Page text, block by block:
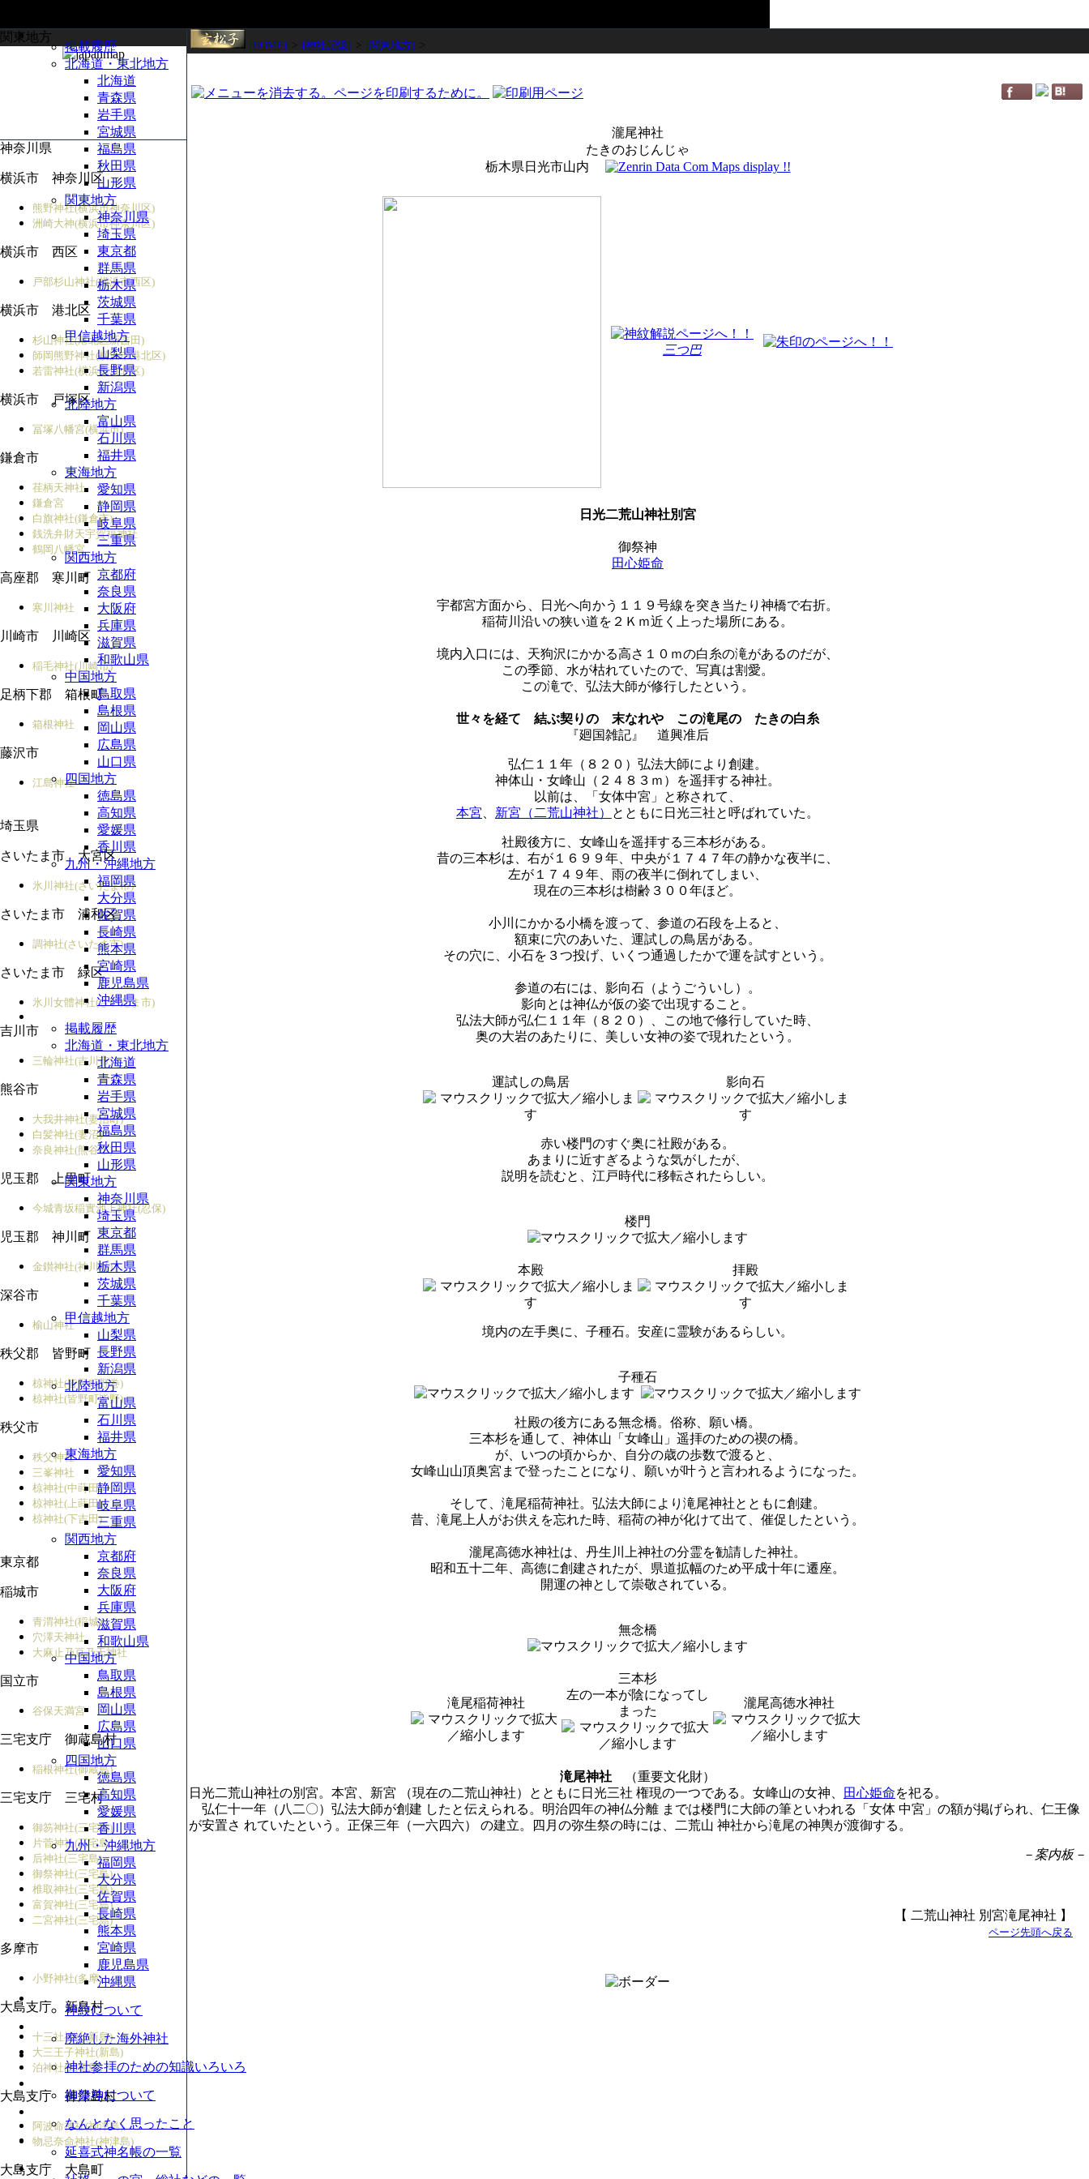
[HOME] [神社記憶] [関東地方]
瀧尾神社
たきのおじんじゃ
栃木県日光市山内
三つ巴
日光二荒山神社別宮
御祭神
田心姫命
宇都宮方面から、日光へ向かう１１９号線を突き当たり神橋で右折。
稲荷川沿いの狭い道を２Ｋｍ近く上った場所にある。
境内入口には、天狗沢にかかる高さ１０ｍの白糸の滝があるのだが、
この季節、水が枯れていたので、写真は割愛。
この滝で、弘法大師が修行したという。
世々を経て 結ぶ契りの 末なれや この滝尾の たきの白糸
『廻国雑記』 道興准后
弘仁１１年（８２０）弘法大師により創建。
神体山・女峰山（２４８３ｍ）を遥拝する神社。
以前は、「女体中宮」と称されて、
本宮
新宮（二荒山神社） とともに日光三社と呼ばれていた。
社殿後方に、女峰山を遥拝する三本杉がある。
昔の三本杉は、右が１６９９年、中央が１７４７年の静かな夜半に、
左が１７４９年、雨の夜半に倒れてしまい、
現在の三本杉は樹齢３００年ほど。
小川にかかる小橋を渡って、参道の石段を上ると、
額束に穴のあいた、運試しの鳥居がある。
その穴に、小石を３つ投げ、いくつ通過したかで運を試すという。
参道の右には、影向石（ようごういし）。
影向とは神仏が仮の姿で出現すること。
弘法大師が弘仁１１年（８２０）、この地で修行していた時、
奥の大岩のあたりに、美しい女神の姿で現れたという。
運試しの鳥居 影向石
赤い楼門のすぐ奥に社殿がある。
あまりに近すぎるような気がしたが、
説明を読むと、江戸時代に移転されたらしい。
楼門
本殿 拝殿
境内の左手奥に、子種石。安産に霊験があるらしい。
子種石
社殿の後方にある無念橋。俗称、願い橋。
三本杉を通して、神体山「女峰山」遥拝のための禊の橋。
が、いつの頃からか、自分の歳の歩数で渡ると、
女峰山山頂奥宮まで登ったことになり、願いが叶うと言われるようになった。
そして、滝尾稲荷神社。弘法大師により滝尾神社とともに創建。
昔、滝尾上人がお供えを忘れた時、稲荷の神が化けて出て、催促したという。
瀧尾高徳水神社は、丹生川上神社の分霊を勧請した神社。
昭和五十二年、高徳に創建されたが、県道拡幅のため平成十年に遷座。
開運の神として崇敬されている。
無念橋
滝尾稲荷神社
三本杉
左の一本が陰になってし
まった
瀧尾高徳水神社
滝尾神社 （重要文化財）
日光二荒山神社の別宮。本宮、新宮 （現在の二荒山神社）とともに日光三社 権現の一つである。女峰山の女神、
田心姫命を祀る。
弘仁十一年（八二〇）弘法大師が創建 したと伝えられる。明治四年の神仏分離 までは楼門に大師の筆といわれる「女体 中宮」の額が掲げられ、仁王像
が安置さ れていたという。正保三年（一六四六） の建立。四月の弥生祭の時には、二荒山 神社から滝尾の神輿が渡御する。
－案内板－
【 二荒山神社 別宮滝尾神社 】
ページ先頭へ戻る
関東地方
神奈川県
横浜市 神奈川区
熊野神社(横浜市神奈川区)
洲崎大神(横浜市神奈川区)
横浜市 西区
戸部杉山神社(横浜市西区)
横浜市 港北区
杉山神社(港北区新吉田)
師岡熊野神社(横浜市港北区)
若雷神社(横浜市港北区)
横浜市 戸塚区
冨塚八幡宮(横浜市)
鎌倉市
荏柄天神社
鎌倉宮
白旗神社(鎌倉市)
銭洗弁財天宇賀福神社
鶴岡八幡宮
高座郡 寒川町
寒川神社
川崎市 川崎区
稲毛神社(川崎市)
足柄下郡 箱根町
箱根神社
藤沢市
江島神社
埼玉県
さいたま市 大宮区
氷川神社(さいたま市)
さいたま市 浦和区
調神社(さいたま市)
さいたま市 緑区
氷川女體神社(さいたま市)
吉川市
三輪神社(吉川市)
熊谷市
大我井神社(妻沼町)
白髪神社(妻沼)
奈良神社(熊谷市)
児玉郡 上里町
今城青坂稲實池上神社(忍保)
児玉郡 神川町
金鑚神社(神川町)
深谷市
榆山神社
秩父郡 皆野町
椋神社(皆野町野巻)
椋神社(皆野町皆野)
秩父市
秩父神社
三峯神社
椋神社(中蒔田)
椋神社(上蒔田)
椋神社(下吉田)
東京都
稲城市
青渭神社(稲城)
穴澤天神社
大麻止乃豆乃天神社
国立市
谷保天満宮
三宅支庁 御蔵島村
稲根神社(御蔵島)
三宅支庁 三宅村
御笏神社(三宅島)
片菅神社(三宅島)
后神社(三宅島)
御祭神社(三宅島)
椎取神社(三宅島)
富賀神社(三宅島)
二宮神社(三宅島)
多摩市
小野神社(多摩)
大島支庁 新島村
十三社神社(新島)
大三王子神社(新島)
泊神社(式根島)
大島支庁 神津島村
阿波命神社(神津島)
物忌奈命神社(神津島)
大島支庁 大島町
掲載履歴
北海道・東北地方
北海道
青森県
岩手県
宮城県
福島県
秋田県
山形県
関東地方
神奈川県
埼玉県
東京都
群馬県
栃木県
茨城県
千葉県
甲信越地方
山梨県
長野県
新潟県
北陸地方
富山県
石川県
福井県
東海地方
愛知県
静岡県
岐阜県
三重県
関西地方
京都府
奈良県
大阪府
兵庫県
滋賀県
和歌山県
中国地方
鳥取県
島根県
岡山県
広島県
山口県
四国地方
徳島県
高知県
愛媛県
香川県
九州・沖縄地方
福岡県
大分県
佐賀県
長崎県
熊本県
宮崎県
鹿児島県
沖縄県
掲載履歴
北海道・東北地方
北海道
青森県
岩手県
宮城県
福島県
秋田県
山形県
関東地方
神奈川県
埼玉県
東京都
群馬県
栃木県
茨城県
千葉県
甲信越地方
山梨県
長野県
新潟県
北陸地方
富山県
石川県
福井県
東海地方
愛知県
静岡県
岐阜県
三重県
関西地方
京都府
奈良県
大阪府
兵庫県
滋賀県
和歌山県
中国地方
鳥取県
島根県
岡山県
広島県
山口県
四国地方
徳島県
高知県
愛媛県
香川県
九州・沖縄地方
福岡県
大分県
佐賀県
長崎県
熊本県
宮崎県
鹿児島県
沖縄県
神紋について
廃絶した海外神社
神社参拝のための知識いろいろ
御祭神について
なんとなく思ったこと
延喜式神名帳の一覧